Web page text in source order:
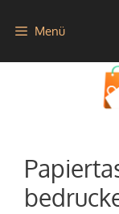
Inhalt Menü